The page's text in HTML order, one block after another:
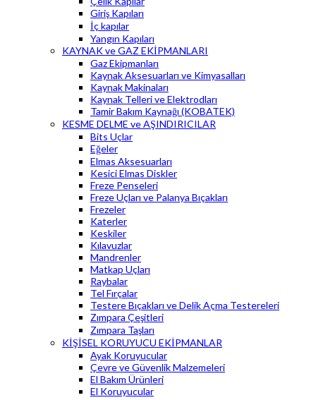
Giriş Kapıları
İç kapılar
Yangın Kapıları
KAYNAK ve GAZ EKİPMANLARI
Gaz Ekipmanları
Kaynak Aksesuarları ve Kimyasalları
Kaynak Makinaları
Kaynak Telleri ve Elektrodları
Tamir Bakım Kaynağı (KOBATEK)
KESME DELME ve AŞINDIRICILAR
Bits Uçlar
Eğeler
Elmas Aksesuarları
Kesici Elmas Diskler
Freze Penseleri
Freze Uçları ve Palanya Bıçakları
Frezeler
Katerler
Keskiler
Kılavuzlar
Mandrenler
Matkap Uçları
Raybalar
Tel Fırçalar
Testere Bıçakları ve Delik Açma Testereleri
Zımpara Çeşitleri
Zımpara Taşları
KİŞİSEL KORUYUCU EKİPMANLAR
Ayak Koruyucular
Çevre ve Güvenlik Malzemeleri
El Bakım Ürünleri
El Koruyucular